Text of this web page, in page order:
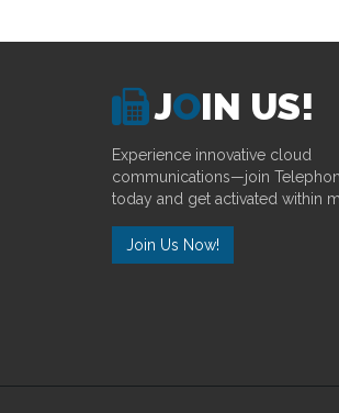
JOIN US!
Experience innovative cloud
communications—join
today and get activated within
Join Us Now!